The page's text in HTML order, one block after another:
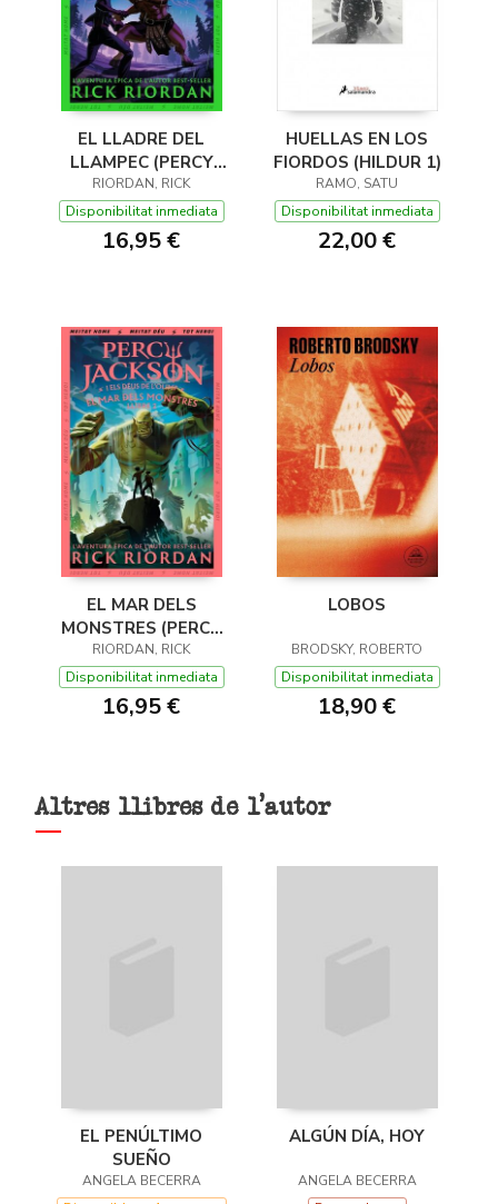
EL LLADRE DEL
LLAMPEC (PERCY
JACKSON I ELS DÉUS
DE L'OLIMP 1)
RIORDAN, RICK
Disponibilitat inmediata
16,95 €
HUELLAS EN LOS
FIORDOS (HILDUR 1)
RAMO, SATU
Disponibilitat inmediata
22,00 €
EL MAR DELS
MONSTRES (PERCY
JACKSON I ELS DÉUS
DE L'OLIMP 2)
RIORDAN, RICK
Disponibilitat inmediata
16,95 €
LOBOS
BRODSKY, ROBERTO
Disponibilitat inmediata
18,90 €
Altres llibres de l'autor
EL PENÚLTIMO
SUEÑO
ANGELA BECERRA
ALGÚN DÍA, HOY
ANGELA BECERRA